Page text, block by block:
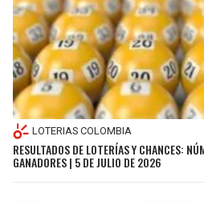
LOTERIAS COLOMBIA
RESULTADOS DE LOTERÍAS Y CHANCES:
GANADORES | 5 DE JULIO DE 2026